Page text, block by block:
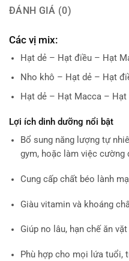
ĐÁNH GIÁ (0)
Các vị mix:
Hạt dẻ – Hạt điều – Hạt
Nho khô – Hạt dẻ – Hạt
Hạt dẻ – Hạt Macca – Hạt
Lợi ích dinh dưỡng nổi bật
Bổ sung năng lượng tự
gym, hoặc làm việc cường
Cung cấp chất béo lành
Giàu vitamin và khoáng
Giúp no lâu, hạn chế ăn
Phù hợp cho mọi lứa tuổi,